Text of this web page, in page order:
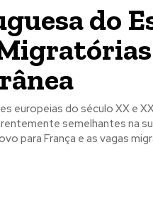
do
europeias do século XX e
semelhantes na
para França e as vagas